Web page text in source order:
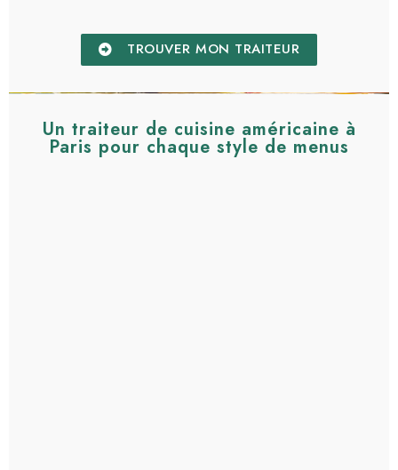
TROUVER MON TRAITEUR
Un traiteur de cuisine américaine à
Paris pour chaque style de menus